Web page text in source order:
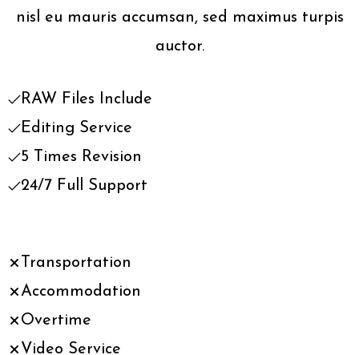
nisl eu mauris accumsan, sed maximus turpis
auctor.
RAW Files Include
Editing Service
5 Times Revision
24/7 Full Support
Transportation
Accommodation
Overtime
Video Service